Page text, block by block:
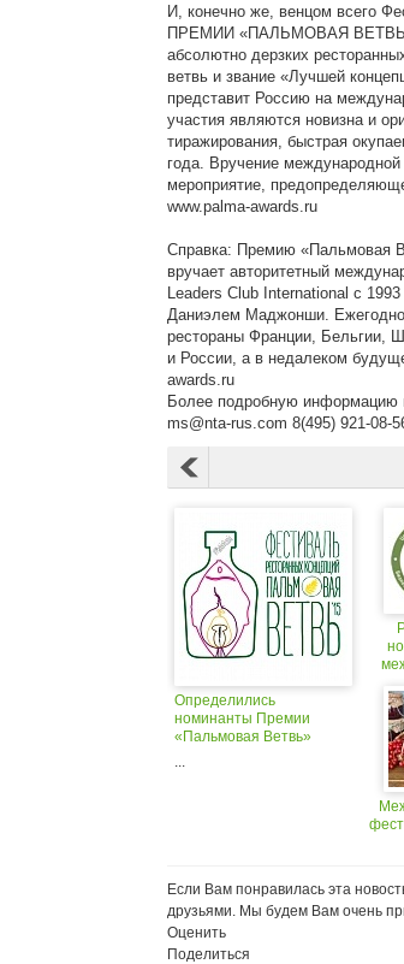
И, конечно же, венцом всего
ПРЕМИИ «ПАЛЬМОВАЯ ВЕТВЬ
абсолютно дерзких
ветвь и звание «Лучшей
представит Россию на
участия являются новизна и
тиражирования, быстрая
года. Вручение
мероприятие,
www.palma-awards.ru
Справка: Премию «Пальмовая
вручает авторитетный
Leaders Club International с
Даниэлем Маджонши. Ежегодно
рестораны Франции, Бельгии,
и России, а в недалеком
awards.ru
Более подробную информацию
ms@nta-rus.com 8(495) 921-08-
Определились
номинанты Премии
«Пальмовая Ветвь»
...
Если Вам понравилась эта
друзьями. Мы будем Вам очень
Оценить
Поделиться